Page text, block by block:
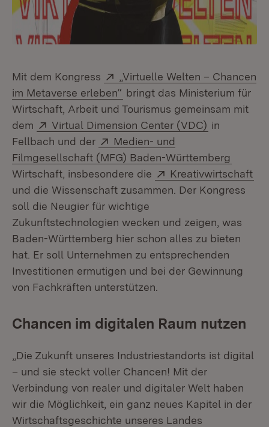
Mit dem Kongress Extern:
„Virtuelle Welten – Chancen
im Metaverse erleben“ (Öffnet in neuem Fenster)
bringt das Ministerium für
Wirtschaft, Arbeit und Tourismus gemeinsam mit
dem
Extern:
Virtual Dimension Center (VDC) (Öffnet in
in
Fellbach und der
Extern:
Medien- und
Filmgesellschaft (MFG) Baden-Württemberg
Wirtschaft, insbesondere die
Extern:
Kreativwirtschaft
und die Wissenschaft zusammen. Der Kongress
soll die Neugier für wichtige
Zukunftstechnologien wecken und zeigen, was
Baden-Württemberg hier schon alles zu bieten
hat. Er soll Unternehmen zu entsprechenden
Investitionen ermutigen und bei der Gewinnung
von Fachkräften unterstützen.
Chancen im digitalen Raum nutzen
„Die Zukunft unseres Industriestandorts ist digital
– und sie steckt voller Chancen! Mit der
Verbindung von realer und digitaler Welt haben
wir die Möglichkeit, ein ganz neues Kapitel in der
Wirtschaftsgeschichte unseres Landes